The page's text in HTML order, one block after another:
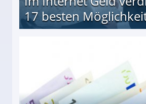
17 besten